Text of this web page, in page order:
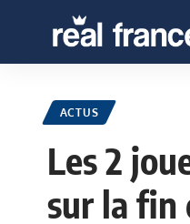
ACTUS
Les 2
sur la fin